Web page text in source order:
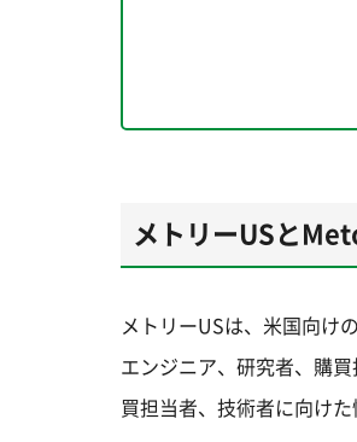
メトリーUSと
メトリーUSは、米国向け
エンジニア、研究者、購
買担当者、技術者に向け